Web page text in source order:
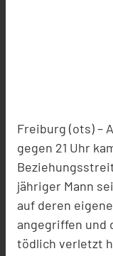
Freiburg (ots) –
gegen 21 Uhr
jähriger Mann
auf deren
angegriffen und
tödlich verletzt